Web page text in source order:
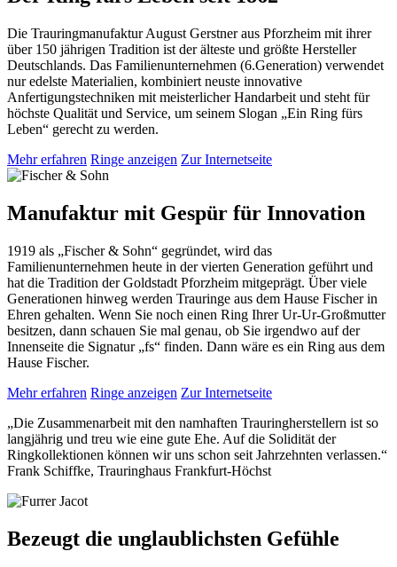
Die Trauringmanufaktur August Gerstner aus Pforzheim mit ihrer
über 150 jährigen Tradition ist der älteste und größte Hersteller
Deutschlands. Das Familienunternehmen (6.Generation) verwendet
nur edelste Materialien, kombiniert neuste innovative
Anfertigungstechniken mit meisterlicher Handarbeit und steht für
höchste Qualität und Service, um seinem Slogan „Ein Ring fürs
Leben“ gerecht zu werden.
Mehr erfahren Ringe anzeigen Zur Internetseite
Manufaktur mit Gespür für Innovation
1919 als „Fischer & Sohn“ gegründet, wird das
Familienunternehmen heute in der vierten Generation geführt und
hat die Tradition der Goldstadt Pforzheim mitgeprägt. Über viele
Generationen hinweg werden Trauringe aus dem Hause Fischer in
Ehren gehalten. Wenn Sie noch einen Ring Ihrer Ur-Ur-Großmutter
besitzen, dann schauen Sie mal genau, ob Sie irgendwo auf der
Innenseite die Signatur „fs“ finden. Dann wäre es ein Ring aus dem
Hause Fischer.
Mehr erfahren Ringe anzeigen Zur Internetseite
„Die Zusammenarbeit mit den namhaften Trauringherstellern ist so
langjährig und treu wie eine gute Ehe. Auf die Solidität der
Ringkollektionen können wir uns schon seit Jahrzehnten verlassen.“
Frank Schiffke, Trauringhaus Frankfurt-Höchst
Bezeugt die unglaublichsten Gefühle